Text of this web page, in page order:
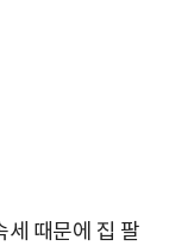
때문에 집 팔